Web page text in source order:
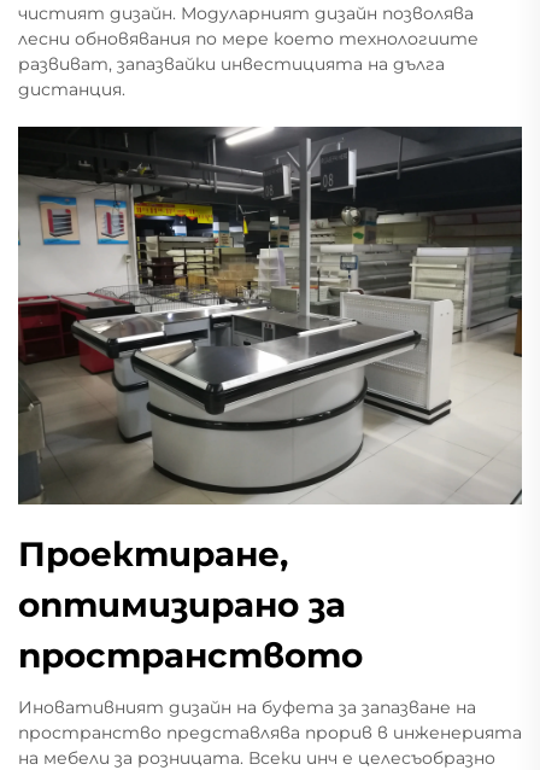
чистият дизайн. Модуларният дизайн позволява
лесни обновявания по мере което технологиите
развиват, запазвайки инвестицията на дълга
дистанция.
Проектиране,
оптимизирано за
пространството
Иновативният дизайн на буфета за запазване на
пространство представлява прорив в инженерията
на мебели за розницата. Всеки инч е целесъобразно